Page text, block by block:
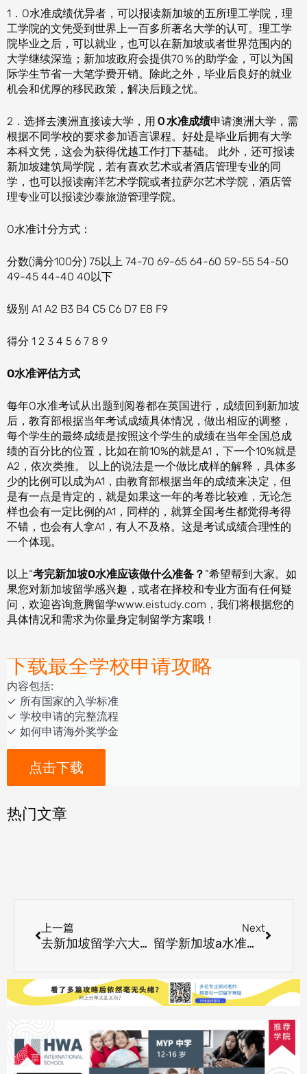
1．O水准成绩优异者，可以报读新加坡的五所理工学院，理
工学院的文凭受到世界上一百多所著名大学的认可。理工学
院毕业之后，可以就业，也可以在新加坡或者世界范围内的
大学继续深造；新加坡政府会提供70％的助学金，可以为国
际学生节省一大笔学费开销。除此之外，毕业后良好的就业
机会和优厚的移民政策，解决后顾之忧。
2．选择去澳洲直接读大学，用 Ｏ水准成绩申请澳洲大学，需
根据不同学校的要求参加语言课程。好处是毕业后拥有大学
本科文凭，这会为获得优越工作打下基础。 此外，还可报读
新加坡建筑局学院，若有喜欢艺术或者酒店管理专业的同
学，也可以报读南洋艺术学院或者拉萨尔艺术学院，酒店管
理专业可以报读沙泰旅游管理学院。
O水准计分方式：
分数(满分100分) 75以上 74-70 69-65 64-60 59-55 54-50
49-45 44-40 40以下
级别 A1 A2 B3 B4 C5 C6 D7 E8 F9
得分 1 2 3 4 5 6 7 8 9
O水准评估方式
每年O水准考试从出题到阅卷都在英国进行，成绩回到新加坡
后，教育部根据当年考试成绩具体情况，做出相应的调整，
每个学生的最终成绩是按照这个学生的成绩在当年全国总成
绩的百分比的位置，比如在前10%的就是A1，下一个10%就是
A2，依次类推。 以上的说法是一个做比成样的解释，具体多
少的比例可以成为A1，由教育部根据当年的成绩来决定，但
是有一点是肯定的，就是如果这一年的考卷比较难，无论怎
样也会有一定比例的A1，同样的，就算全国考生都觉得考得
不错，也会有人拿A1，有人不及格。这是考试成绩合理性的
一个体现。
以上“考完新加坡O水准应该做什么准备？ ”希望帮到大家。如
果您对新加坡留学感兴趣，或者在择校和专业方面有任何疑
问，欢迎咨询意腾留学www.eistudy.com，我们将根据您的
具体情况和需求为你量身定制留学方案哦！
下载最全学校申请攻略
内容包括:
‎‏‏‎‎‏‏‎‎‏✓ ‎所有国家的入学标准
✓ 学校申请的完整流程
✓ 如何申请海外奖学金
点击下载
热门文章
上一篇
去新加坡留学六大优势
Next
留学新加坡a水准预备班学校推荐